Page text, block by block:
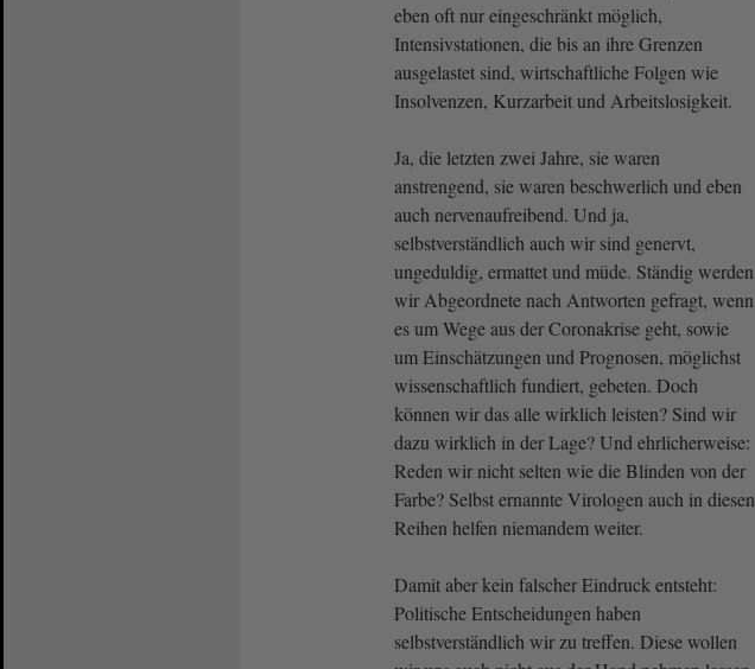
eben oft nur eingeschränkt möglich,
Intensivstationen, die bis an ihre Grenzen
ausgelastet sind, wirtschaftliche Folgen wie
Insolvenzen, Kurzarbeit und Arbeitslosigkeit.
Ja, die letzten zwei Jahre, sie waren
anstrengend, sie waren beschwerlich und eben
auch nervenaufreibend. Und ja,
selbstverständlich auch wir sind genervt,
ungeduldig, ermattet und müde. Ständig werden
wir Abgeordnete nach Antworten gefragt, wenn
es um Wege aus der Coronakrise geht, sowie
um Einschätzungen und Prognosen, möglichst
wissenschaftlich fundiert, gebeten. Doch
können wir das alle wirklich leisten? Sind wir
dazu wirklich in der Lage? Und ehrlicherweise:
Reden wir nicht selten wie die Blinden von der
Farbe? Selbst ernannte Virologen auch in diesen
Reihen helfen niemandem weiter.
Damit aber kein falscher Eindruck entsteht:
Politische Entscheidungen haben
selbstverständlich wir zu treffen. Diese wollen